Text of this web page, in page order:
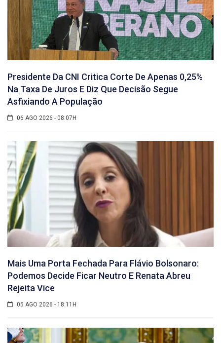
Presidente Da CNI Critica Corte De Apenas 0,25%
Na Taxa De Juros E Diz Que Decisão Segue
Asfixiando A População
06 AGO 2026 - 08:07H
Mais Uma Porta Fechada Para Flávio Bolsonaro:
Podemos Decide Ficar Neutro E Renata Abreu
Rejeita Vice
05 AGO 2026 - 18:11H